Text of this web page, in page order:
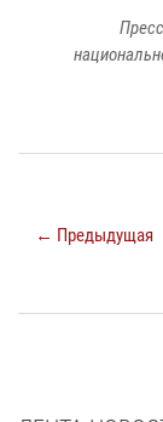
← Предыдущая